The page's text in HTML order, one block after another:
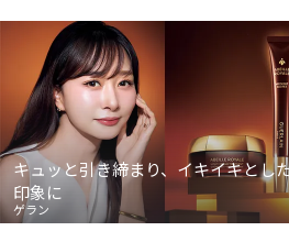
キュッと引き締まり、イキイキとし
印象に
ゲラン